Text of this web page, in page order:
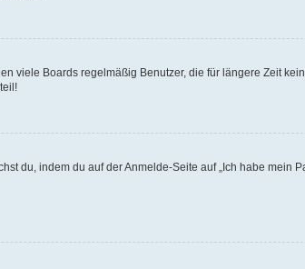
viele Boards regelmäßig Benutzer, die für längere Zeit
du, indem du auf der Anmelde-Seite auf „Ich habe mein